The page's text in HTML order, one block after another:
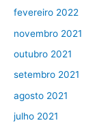
fevereiro 2022
novembro 2021
outubro 2021
setembro 2021
agosto 2021
julho 2021